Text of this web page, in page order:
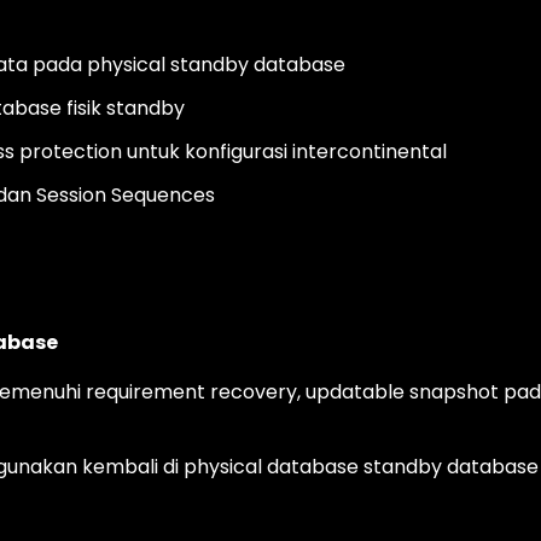
pada physical standby database
fisik standby
protection untuk konfigurasi intercontinental
Session Sequences
requirement recovery, updatable snapshot
kembali di physical database standby database